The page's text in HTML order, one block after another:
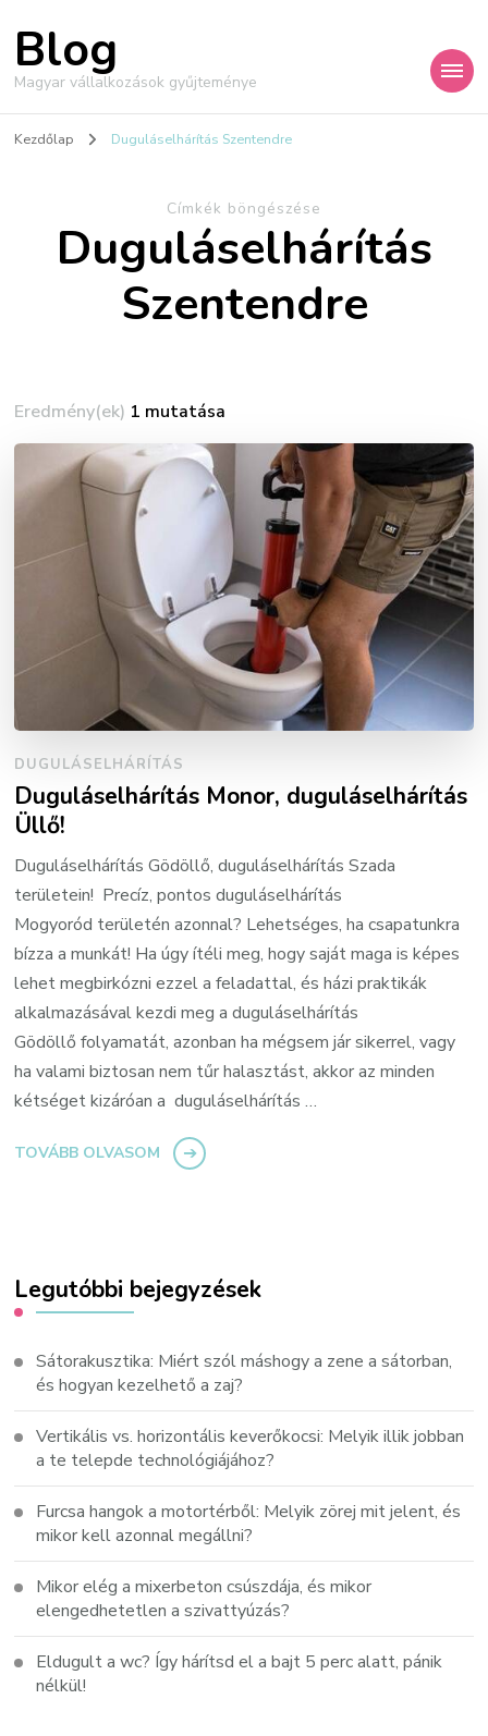
Blog
Magyar vállalkozások gyűjteménye
Kezdőlap Duguláselhárítás Szentendre
Címkék böngészése
Duguláselhárítás
Szentendre
Eredmény(ek) 1 mutatása
DUGULÁSELHÁRÍTÁS
Duguláselhárítás Monor, duguláselhárítás
Üllő!
Duguláselhárítás Gödöllő, duguláselhárítás Szada
területein! Precíz, pontos duguláselhárítás
Mogyoród területén azonnal? Lehetséges, ha csapatunkra
bízza a munkát! Ha úgy ítéli meg, hogy saját maga is képes
lehet megbirkózni ezzel a feladattal, és házi praktikák
alkalmazásával kezdi meg a duguláselhárítás
Gödöllő folyamatát, azonban ha mégsem jár sikerrel, vagy
ha valami biztosan nem tűr halasztást, akkor az minden
kétséget kizáróan a duguláselhárítás …
TOVÁBB OLVASOM
Legutóbbi bejegyzések
Sátorakusztika: Miért szól máshogy a zene a sátorban,
és hogyan kezelhető a zaj?
Vertikális vs. horizontális keverőkocsi: Melyik illik jobban
a te telepde technológiájához?
Furcsa hangok a motortérből: Melyik zörej mit jelent, és
mikor kell azonnal megállni?
Mikor elég a mixerbeton csúszdája, és mikor
elengedhetetlen a szivattyúzás?
Eldugult a wc? Így hárítsd el a bajt 5 perc alatt, pánik
nélkül!